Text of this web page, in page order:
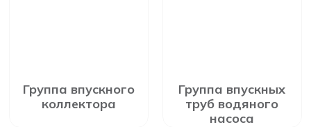
Группа впускного
коллектора
Группа впускных
труб водяного
насоса